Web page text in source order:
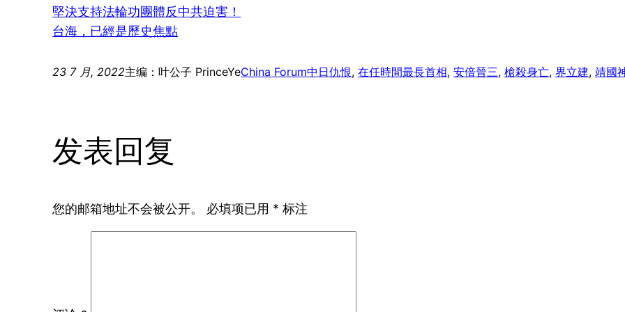
堅決支持法輪功團體反中共迫害！
台海，已經是歷史焦點
23 7 月, 2022主编：叶公子 PrinceYeChina Forum中日仇恨, 在任時間最長首相, 安倍晉三, 槍殺身亡, 界立建, 靖國
发表回复
您的邮箱地址不会被公开。 必填项已用 * 标注